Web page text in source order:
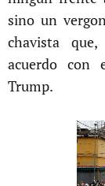
sino un
chavista
acuerdo con
Trump.